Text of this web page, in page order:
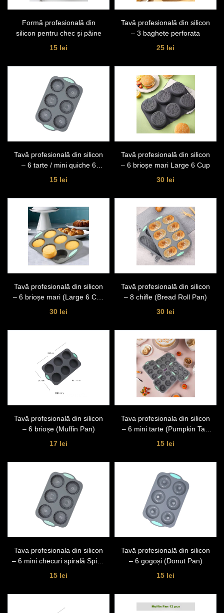
Formă profesională din
silicon pentru chec și pâine
15 lei
Tavă profesională din silicon
– 3 baghete perforata
25 lei
Tavă profesională din silicon
– 6 tarte / mini quiche 6
Cavități
15 lei
Tavă profesională din silicon
– 6 brioșe mari Large 6 Cup
30 lei
Tavă profesională din silicon
– 6 brioșe mari (Large 6 Cup
Muffin Pan)
30 lei
Tavă profesională din silicon
– 8 chifle (Bread Roll Pan)
30 lei
Tavă profesională din silicon
– 6 brioșe (Muffin Pan)
17 lei
Tava profesionala din silicon
– 6 mini tarte (Pumpkin Tart
Pan
15 lei
Tava profesionala din silicon
– 6 mini checuri spirală Spiral
Cake Pan
15 lei
Tavă profesională din silicon
– 6 gogoși (Donut Pan)
15 lei